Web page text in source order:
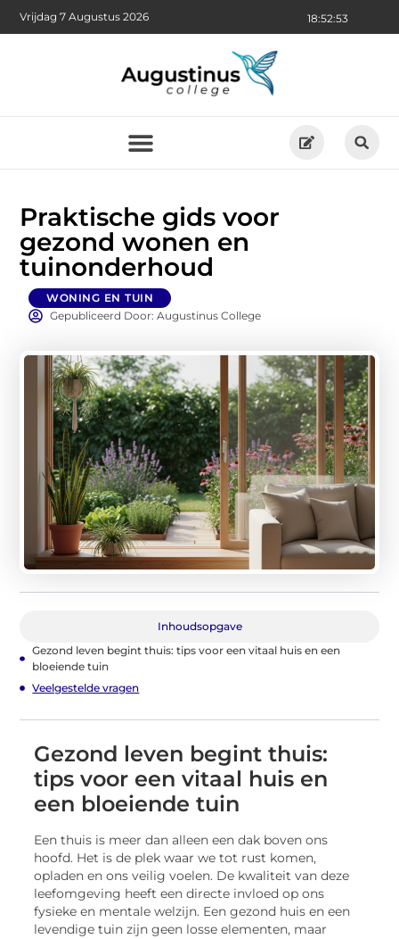
18:52:55
Vrijdag 7 Augustus 2026
Praktische gids voor
gezond wonen en
tuinonderhoud
WONING EN TUIN
Gepubliceerd Door: Augustinus College
Inhoudsopgave
Gezond leven begint thuis: tips voor een vitaal huis en een
bloeiende tuin
Veelgestelde vragen
Gezond leven begint thuis:
tips voor een vitaal huis en
een bloeiende tuin
Een thuis is meer dan alleen een dak boven ons
hoofd. Het is de plek waar we tot rust komen,
opladen en ons veilig voelen. De kwaliteit van deze
leefomgeving heeft een directe invloed op ons
fysieke en mentale welzijn. Een gezond huis en een
levendige tuin zijn geen losse elementen, maar